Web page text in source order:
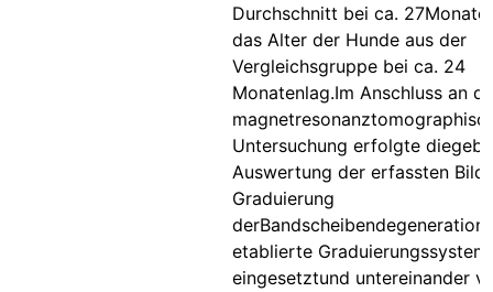
Durchschnitt bei ca.
das Alter der Hunde aus der
Vergleichsgruppe bei ca. 24
Monatenlag.Im Anschluss an
Untersuchung erfolgte
Auswertung der erfassten
Graduierung
derBandscheibendegeneration
etablierte
eingesetztund untereinander